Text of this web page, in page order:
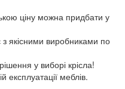
ціну можна придбати у
якісними виробниками по
у виборі крісла!
експлуатації меблів.